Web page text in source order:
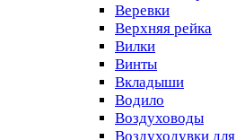
Веревки
Верхняя рейка
Вилки
Винты
Вкладыши
Водило
Воздуховоды
Воздуходувки